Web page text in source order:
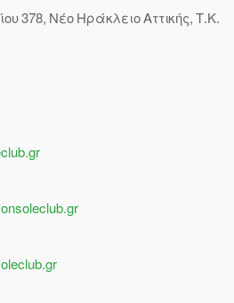
378, Νέο Ηράκλειο Αττικής, Τ.Κ.